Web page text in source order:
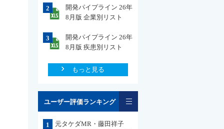
2
開発パイプライン 26年
8月版 企業別リスト
3
開発パイプライン 26年
8月版 疾患別リスト
もっと見る
ユーザー評価ランキング
1
元タケダMR・藤田祥子